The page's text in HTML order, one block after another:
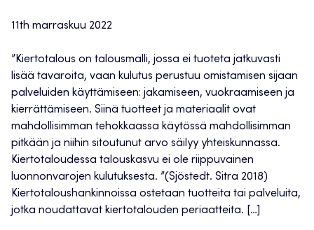
11th marraskuu 2022
”Kiertotalous on talousmalli, jossa ei tuoteta jatkuvasti
lisää tavaroita, vaan kulutus perustuu omistamisen sijaan
palveluiden käyttämiseen: jakamiseen, vuokraamiseen ja
kierrättämiseen. Siinä tuotteet ja materiaalit ovat
mahdollisimman tehokkaassa käytössä mahdollisimman
pitkään ja niihin sitoutunut arvo säilyy yhteiskunnassa.
Kiertotaloudessa talouskasvu ei ole riippuvainen
luonnonvarojen kulutuksesta. ”(Sjöstedt. Sitra 2018)
Kiertotaloushankinnoissa ostetaan tuotteita tai palveluita,
jotka noudattavat kiertotalouden periaatteita. […]